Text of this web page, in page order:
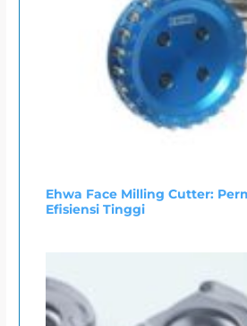
Ehwa Face Milling Cutter:
Efisiensi Tinggi